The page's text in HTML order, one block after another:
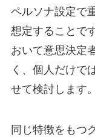
ペルソナ設定で
想定することで
おいて意思決定
く、個人だけで
せて検討します。
同じ特徴をもつ